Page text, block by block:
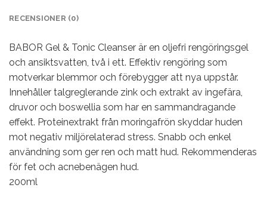
RECENSIONER (0)
BABOR Gel & Tonic Cleanser är en oljefri rengöringsgel
och ansiktsvatten, två i ett. Effektiv rengöring som
motverkar blemmor och förebygger att nya uppstår.
Innehåller talgreglerande zink och extrakt av ingefära,
druvor och boswellia som har en sammandragande
effekt. Proteinextrakt från moringafrön skyddar huden
mot negativ miljörelaterad stress. Snabb och enkel
användning som ger ren och matt hud. Rekommenderas
för fet och acnebenägen hud.
200ml